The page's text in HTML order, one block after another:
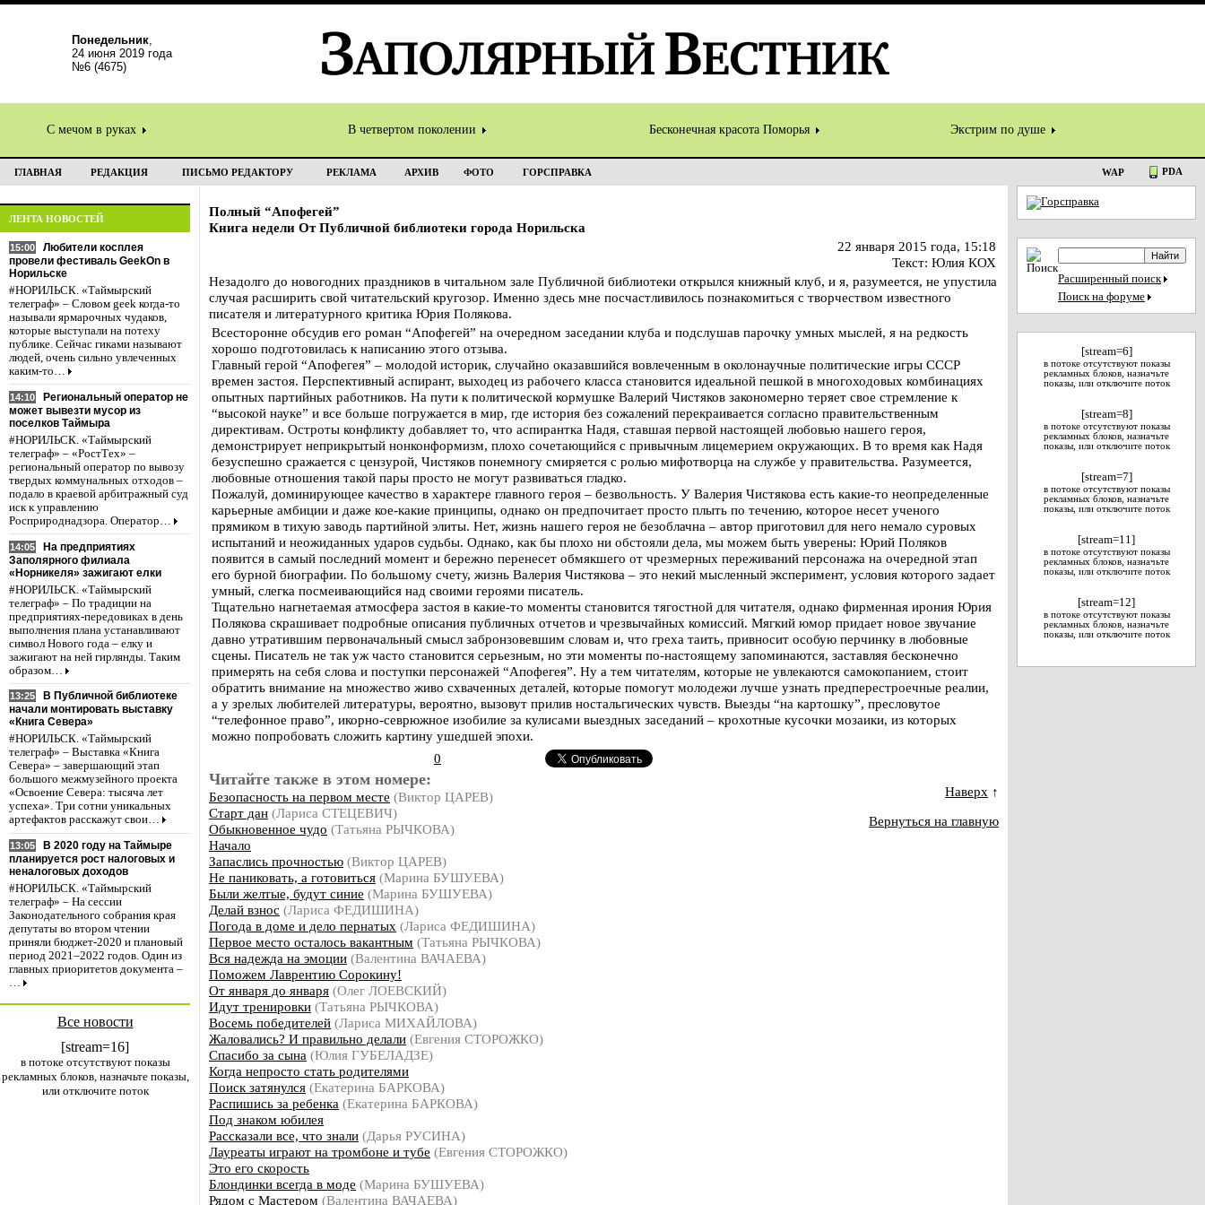
Понедельник,
24 июня 2019 года
№6 (4675)
С мечом в руках В четвертом поколении Бесконечная красота Поморья Экстрим по душе
ГЛАВНАЯ РЕДАКЦИЯ ПИСЬМО РЕДАКТОРУ РЕКЛАМА АРХИВ ФОТО ГОРСПРАВКА WAP PDA
ЛЕНТА НОВОСТЕЙ
15:00
Любители косплея
провели фестиваль GeekOn в
Норильске
#НОРИЛЬСК. «Таймырский
телеграф» – Словом geek когда-то
называли ярмарочных чудаков,
которые выступали на потеху
публике. Сейчас гиками называют
людей, очень сильно увлеченных
каким-то…
14:10
Региональный оператор не
может вывезти мусор из
поселков Таймыра
#НОРИЛЬСК. «Таймырский
телеграф» – «РостТех» –
региональный оператор по вывозу
твердых коммунальных отходов –
подало в краевой арбитражный суд
иск к управлению
Росприроднадзора. Оператор…
14:05
На предприятиях
Заполярного филиала
«Норникеля» зажигают елки
#НОРИЛЬСК. «Таймырский
телеграф» – По традиции на
предприятиях-передовиках в день
выполнения плана устанавливают
символ Нового года – елку и
зажигают на ней гирлянды. Таким
образом…
13:25
В Публичной библиотеке
начали монтировать выставку
«Книга Севера»
#НОРИЛЬСК. «Таймырский
телеграф» – Выставка «Книга
Севера» – завершающий этап
большого межмузейного проекта
«Освоение Севера: тысяча лет
успеха». Три сотни уникальных
артефактов расскажут свои…
13:05
В 2020 году на Таймыре
планируется рост налоговых и
неналоговых доходов
#НОРИЛЬСК. «Таймырский
телеграф» – На сессии
Законодательного собрания края
депутаты во втором чтении
приняли бюджет-2020 и плановый
период 2021–2022 годов. Один из
главных приоритетов документа –
…
Все новости
[stream=16]
в потоке отсутствуют показы
рекламных блоков, назначьте показы,
или отключите поток
Полный “Апофегей”
Книга недели От Публичной библиотеки города Норильска
22 января 2015 года, 15:18
Текст: Юлия КОХ
Незадолго до новогодних праздников в читальном зале Публичной библиотеки открылся книжный клуб, и я, разумеется, не упустила
случая расширить свой читательский кругозор. Именно здесь мне посчастливилось познакомиться с творчеством известного
писателя и литературного критика Юрия Полякова.
Всесторонне обсудив его роман “Апофегей” на очередном заседании клуба и подслушав парочку умных мыслей, я на редкость
хорошо подготовилась к написанию этого отзыва.
Главный герой “Апофегея” – молодой историк, случайно оказавшийся вовлеченным в околонаучные политические игры СССР
времен застоя. Перспективный аспирант, выходец из рабочего класса становится идеальной пешкой в многоходовых комбинациях
опытных партийных работников. На пути к политической кормушке Валерий Чистяков закономерно теряет свое стремление к
“высокой науке” и все больше погружается в мир, где история без сожалений перекраивается согласно правительственным
директивам. Остроты конфликту добавляет то, что аспирантка Надя, ставшая первой настоящей любовью нашего героя,
демонстрирует неприкрытый нонконформизм, плохо сочетающийся с привычным лицемерием окружающих. В то время как Надя
безуспешно сражается с цензурой, Чистяков понемногу смиряется с ролью мифотворца на службе у правительства. Разумеется,
любовные отношения такой пары просто не могут развиваться гладко.
Пожалуй, доминирующее качество в характере главного героя – безвольность. У Валерия Чистякова есть какие-то неопределенные
карьерные амбиции и даже кое-какие принципы, однако он предпочитает просто плыть по течению, которое несет ученого
прямиком в тихую заводь партийной элиты. Нет, жизнь нашего героя не безоблачна – автор приготовил для него немало суровых
испытаний и неожиданных ударов судьбы. Однако, как бы плохо ни обстояли дела, мы можем быть уверены: Юрий Поляков
появится в самый последний момент и бережно перенесет обмякшего от чрезмерных переживаний персонажа на очередной этап
его бурной биографии. По большому счету, жизнь Валерия Чистякова – это некий мысленный эксперимент, условия которого задает
умный, слегка посмеивающийся над своими героями писатель.
Тщательно нагнетаемая атмосфера застоя в какие-то моменты становится тягостной для читателя, однако фирменная ирония Юрия
Полякова скрашивает подробные описания публичных отчетов и чрезвычайных комиссий. Мягкий юмор придает новое звучание
давно утратившим первоначальный смысл забронзовевшим словам и, что греха таить, привносит особую перчинку в любовные
сцены. Писатель не так уж часто становится серьезным, но эти моменты по-настоящему запоминаются, заставляя бесконечно
примерять на себя слова и поступки персонажей “Апофегея”. Ну а тем читателям, которые не увлекаются самокопанием, стоит
обратить внимание на множество живо схваченных деталей, которые помогут молодежи лучше узнать предперестроечные реалии,
а у зрелых любителей литературы, вероятно, вызовут прилив ностальгических чувств. Выезды “на картошку”, пресловутое
“телефонное право”, икорно-севрюжное изобилие за кулисами выездных заседаний – крохотные кусочки мозаики, из которых
можно попробовать сложить картину ушедшей эпохи.
0
Читайте также в этом номере:
Безопасность на первом месте (Виктор ЦАРЕВ)
Старт дан (Лариса СТЕЦЕВИЧ)
Обыкновенное чудо (Татьяна РЫЧКОВА)
Начало
Запаслись прочностью (Виктор ЦАРЕВ)
Не паниковать, а готовиться (Марина БУШУЕВА)
Были желтые, будут синие (Марина БУШУЕВА)
Делай взнос (Лариса ФЕДИШИНА)
Погода в доме и дело пернатых (Лариса ФЕДИШИНА)
Первое место осталось вакантным (Татьяна РЫЧКОВА)
Вся надежда на эмоции (Валентина ВАЧАЕВА)
Поможем Лаврентию Сорокину!
От января до января (Олег ЛОЕВСКИЙ)
Идут тренировки (Татьяна РЫЧКОВА)
Восемь победителей (Лариса МИХАЙЛОВА)
Жаловались? И правильно делали (Евгения СТОРОЖКО)
Спасибо за сына (Юлия ГУБЕЛАДЗЕ)
Когда непросто стать родителями
Поиск затянулся (Екатерина БАРКОВА)
Распишись за ребенка (Екатерина БАРКОВА)
Под знаком юбилея
Рассказали все, что знали (Дарья РУСИНА)
Лауреаты играют на тромбоне и тубе (Евгения СТОРОЖКО)
Это его скорость
Блондинки всегда в моде (Марина БУШУЕВА)
Рядом с Мастером (Валентина ВАЧАЕВА)
Наверх ↑
Вернуться на главную
Расширенный поиск
Поиск на форуме
[stream=6]
в потоке отсутствуют показы
рекламных блоков, назначьте
показы, или отключите поток
[stream=8]
в потоке отсутствуют показы
рекламных блоков, назначьте
показы, или отключите поток
[stream=7]
в потоке отсутствуют показы
рекламных блоков, назначьте
показы, или отключите поток
[stream=11]
в потоке отсутствуют показы
рекламных блоков, назначьте
показы, или отключите поток
[stream=12]
в потоке отсутствуют показы
рекламных блоков, назначьте
показы, или отключите поток